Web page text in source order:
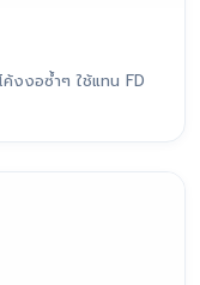
งงอซ้ำๆ ใช้แทน FD